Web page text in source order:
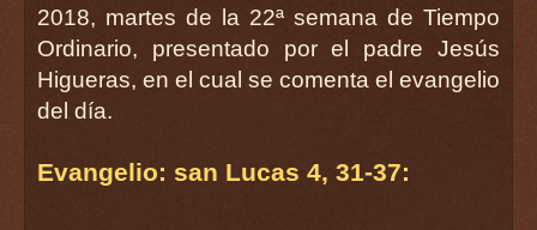
2018, martes de la 22ª semana de Tiempo
Ordinario, presentado por el padre Jesús
Higueras, en el cual se comenta el evangelio
del día.
Evangelio: san Lucas 4, 31-37: